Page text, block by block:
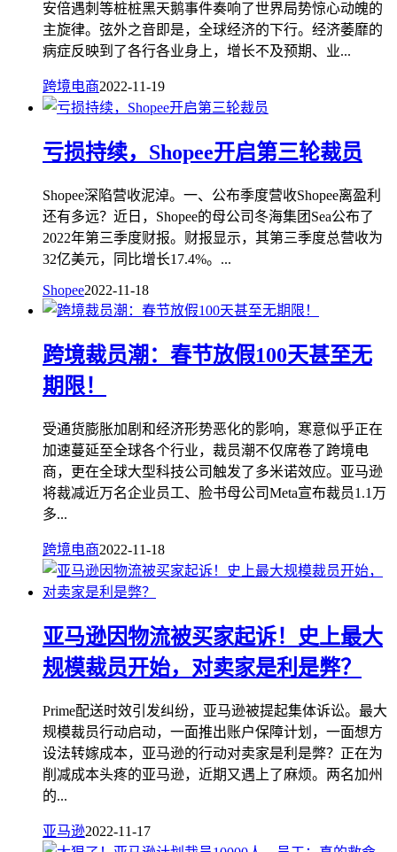
安倍遇刺等桩桩黑天鹅事件奏响了世界局势惊心动魄的
主旋律。弦外之音即是，全球经济的下行。经济萎靡的
病症反映到了各行各业身上，增长不及预期、业...
跨境电商2022-11-19
亏损持续，Shopee开启第三轮裁员
Shopee深陷营收泥淖。一、公布季度营收Shopee离盈利
还有多远？近日，Shopee的母公司冬海集团Sea公布了
2022年第三季度财报。财报显示，其第三季度总营收为
32亿美元，同比增长17.4%。...
Shopee2022-11-18
跨境裁员潮：春节放假100天甚至无
期限！
受通货膨胀加剧和经济形势恶化的影响，寒意似乎正在
加速蔓延至全球各个行业，裁员潮不仅席卷了跨境电
商，更在全球大型科技公司触发了多米诺效应。亚马逊
将裁减近万名企业员工、脸书母公司Meta宣布裁员1.1万
多...
跨境电商2022-11-18
亚马逊因物流被买家起诉！史上最大
规模裁员开始，对卖家是利是弊？
Prime配送时效引发纠纷，亚马逊被提起集体诉讼。最大
规模裁员行动启动，一面推出账户保障计划，一面想方
设法转嫁成本，亚马逊的行动对卖家是利是弊？正在为
削减成本头疼的亚马逊，近期又遇上了麻烦。两名加州
的...
亚马逊2022-11-17